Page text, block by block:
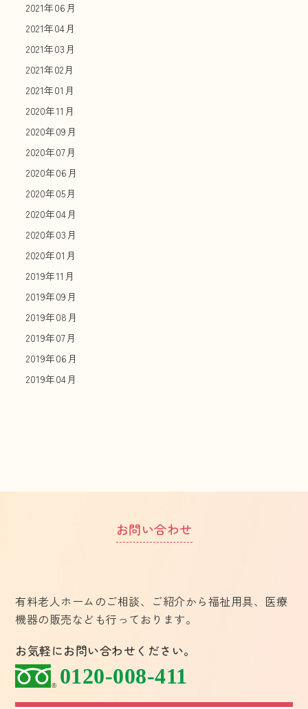
2021年06月
2021年04月
2021年03月
2021年02月
2021年01月
2020年11月
2020年09月
2020年07月
2020年06月
2020年05月
2020年04月
2020年03月
2020年01月
2019年11月
2019年09月
2019年08月
2019年07月
2019年06月
2019年04月
お問い合わせ
有料老人ホームのご相談、ご紹介から福祉用具、医療
機器の販売なども行っております。
お気軽にお問い合わせください。
0120-008-411